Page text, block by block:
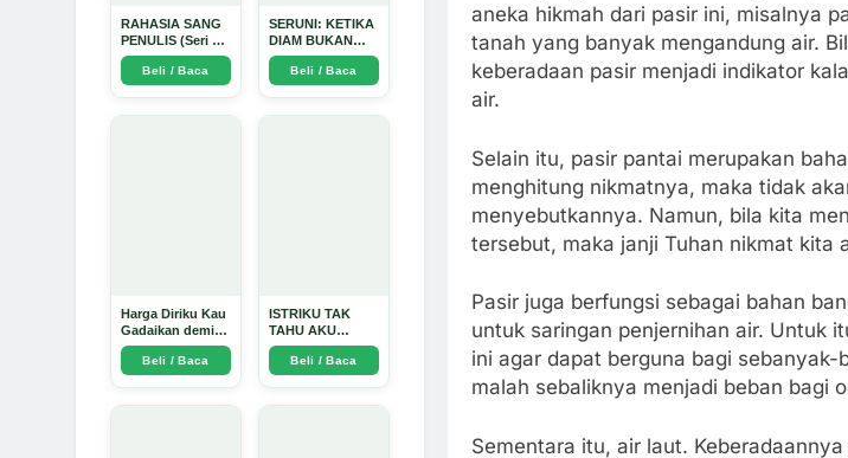
RAHASIA SANG
PENULIS (Seri 1)
- Arda Dinata
Beli / Baca
SERUNI: KETIKA
DIAM BUKAN
LAGI PILIHAN -
Arda Dinata
Beli / Baca
Harga Diriku Kau
Gadaikan demi
Perempuan Itu -
Arda Dinata
Beli / Baca
ISTRIKU TAK
TAHU AKU
PENGUSAHA
EMAS - Arda
Beli / Baca
aneka hikmah dari pasir ini, misalnya
tanah yang banyak mengandung air.
keberadaan pasir menjadi indikator
air.
Selain itu, pasir pantai merupakan
menghitung nikmatnya, maka tidak
menyebutkannya. Namun, bila kita
tersebut, maka janji Tuhan nikmat kita
Pasir juga berfungsi sebagai bahan
untuk saringan penjernihan air. Untuk
ini agar dapat berguna bagi sebanyak-
malah sebaliknya menjadi beban bagi
Sementara itu, air laut.